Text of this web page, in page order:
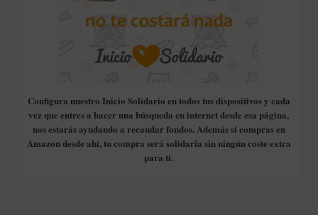
Configura nuestro Inicio Solidario en todos tus dispositivos y cada
vez que entres a hacer una búsqueda en internet desde esa página,
nos estarás ayudando a recaudar fondos. Además si compras en
Amazon desde ahí, tu compra será solidaria sin ningún coste extra
para ti.